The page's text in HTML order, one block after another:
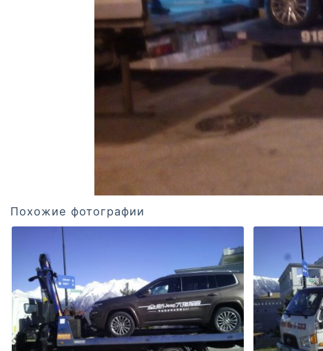
Похожие фотографии